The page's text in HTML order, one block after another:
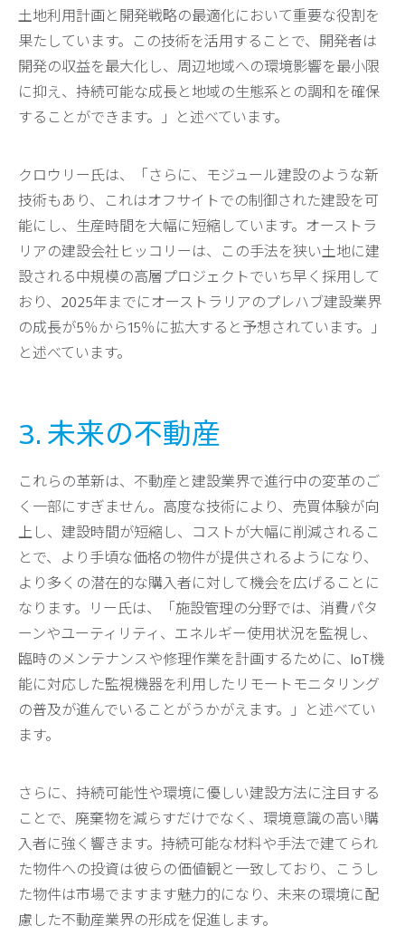
土地利用計画と開発戦略の最適化において重要な役割を
果たしています。この技術を活用することで、開発者は
開発の収益を最大化し、周辺地域への環境影響を最小限
に抑え、持続可能な成長と地域の生態系との調和を確保
することができます。」と述べています。
クロウリー氏は、「さらに、モジュール建設のような新
技術もあり、これはオフサイトでの制御された建設を可
能にし、生産時間を大幅に短縮しています。オーストラ
リアの建設会社ヒッコリーは、この手法を狭い土地に建
設される中規模の高層プロジェクトでいち早く採用して
おり、2025年までにオーストラリアのプレハブ建設業界
の成長が5％から15％に拡大すると予想されています。」
と述べています。
3. 未来の不動産
これらの革新は、不動産と建設業界で進行中の変革のご
く一部にすぎません。高度な技術により、売買体験が向
上し、建設時間が短縮し、コストが大幅に削減されるこ
とで、より手頃な価格の物件が提供されるようになり、
より多くの潜在的な購入者に対して機会を広げることに
なります。リー氏は、「施設管理の分野では、消費パタ
ーンやユーティリティ、エネルギー使用状況を監視し、
臨時のメンテナンスや修理作業を計画するために、IoT機
能に対応した監視機器を利用したリモートモニタリング
の普及が進んでいることがうかがえます。」と述べてい
ます。
さらに、持続可能性や環境に優しい建設方法に注目する
ことで、廃棄物を減らすだけでなく、環境意識の高い購
入者に強く響きます。持続可能な材料や手法で建てられ
た物件への投資は彼らの価値観と一致しており、こうし
た物件は市場でますます魅力的になり、未来の環境に配
慮した不動産業界の形成を促進します。